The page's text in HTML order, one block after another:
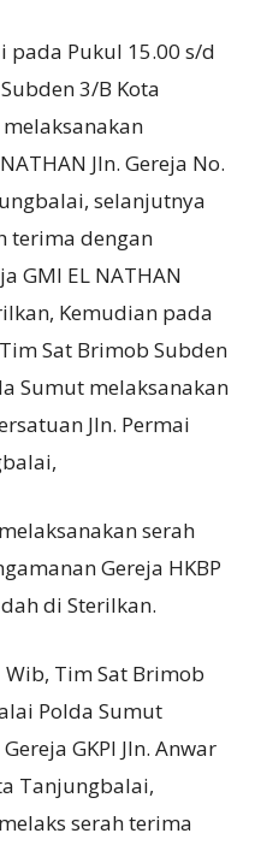
pada Pukul 15.00 s/d
3/B Kota
Jln. Gereja No.
selanjutnya
terima dengan
GMI EL NATHAN
Kemudian pada
Sat Brimob Subden
Sumut melaksanakan
Jln. Permai
serah
Gereja HKBP
di Sterilkan.
Tim Sat Brimob
Polda Sumut
GKPI Jln. Anwar
Tanjungbalai,
serah terima